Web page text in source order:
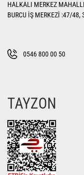
Ürün
Bu ürüne benzer
HALKALI MERKEZ
BURCU İŞ MERKEZİ :47/
0546 800 00 50
TAYZON